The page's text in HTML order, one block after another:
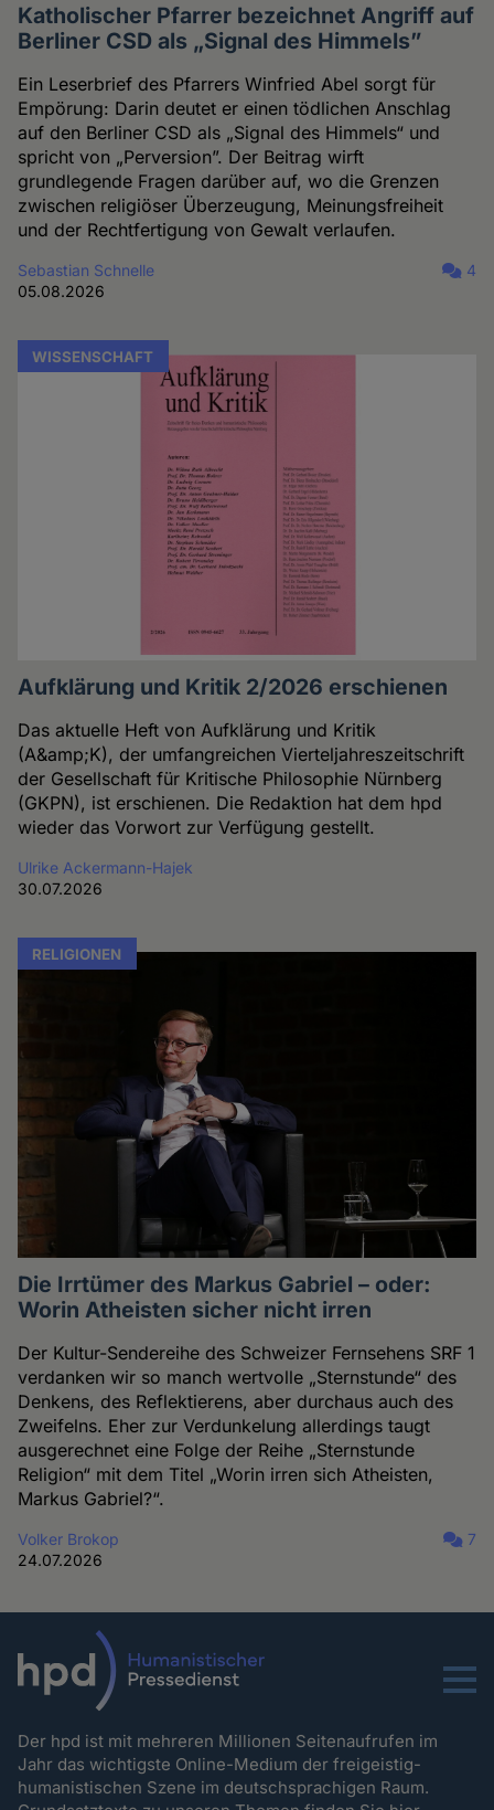
Katholischer Pfarrer bezeichnet Angriff auf
Berliner CSD als „Signal des Himmels”
Ein Leserbrief des Pfarrers Winfried Abel sorgt für
Empörung: Darin deutet er einen tödlichen Anschlag
auf den Berliner CSD als „Signal des Himmels“ und
spricht von „Perversion”. Der Beitrag wirft
grundlegende Fragen darüber auf, wo die Grenzen
zwischen religiöser Überzeugung, Meinungsfreiheit
und der Rechtfertigung von Gewalt verlaufen.
Sebastian Schnelle
05.08.2026
4
WISSENSCHAFT
Aufklärung und Kritik 2/2026 erschienen
Das aktuelle Heft von Aufklärung und Kritik
(A&amp;K), der umfangreichen Vierteljahreszeitschrift
der Gesellschaft für Kritische Philosophie Nürnberg
(GKPN), ist erschienen. Die Redaktion hat dem hpd
wieder das Vorwort zur Verfügung gestellt.
Ulrike Ackermann-Hajek
30.07.2026
RELIGIONEN
Die Irrtümer des Markus Gabriel – oder:
Worin Atheisten sicher nicht irren
Der Kultur-Sendereihe des Schweizer Fernsehens SRF 1
verdanken wir so manch wertvolle „Sternstunde“ des
Denkens, des Reflektierens, aber durchaus auch des
Zweifelns. Eher zur Verdunkelung allerdings taugt
ausgerechnet eine Folge der Reihe „Sternstunde
Religion“ mit dem Titel „Worin irren sich Atheisten,
Markus Gabriel?“.
Volker Brokop
24.07.2026
7
Menu
Der hpd ist mit mehreren Millionen Seitenaufrufen im
Jahr das wichtigste Online-Medium der freigeistig-
humanistischen Szene im deutschsprachigen Raum.